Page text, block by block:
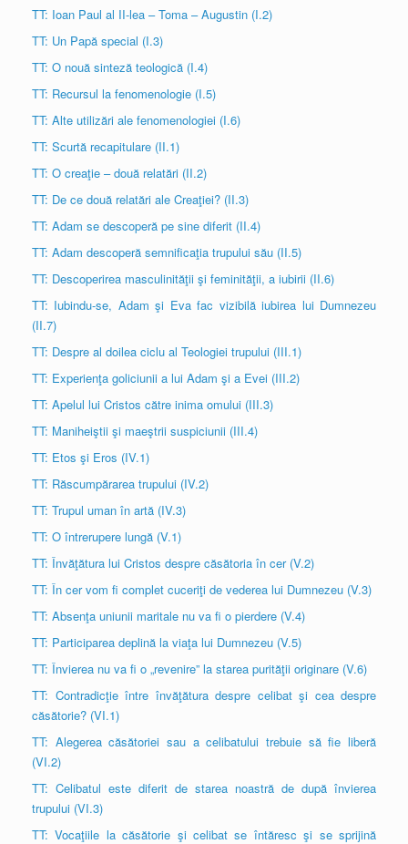
TT: Ioan Paul al II-lea – Toma – Augustin (I.2)
TT: Un Papă special (I.3)
TT: O nouă sinteză teologică (I.4)
TT: Recursul la fenomenologie (I.5)
TT: Alte utilizări ale fenomenologiei (I.6)
TT: Scurtă recapitulare (II.1)
TT: O creaţie – două relatări (II.2)
TT: De ce două relatări ale Creaţiei? (II.3)
TT: Adam se descoperă pe sine diferit (II.4)
TT: Adam descoperă semnificaţia trupului său (II.5)
TT: Descoperirea masculinităţii şi feminităţii, a iubirii (II.6)
TT: Iubindu-se, Adam şi Eva fac vizibilă iubirea lui Dumnezeu
(II.7)
TT: Despre al doilea ciclu al Teologiei trupului (III.1)
TT: Experienţa goliciunii a lui Adam şi a Evei (III.2)
TT: Apelul lui Cristos către inima omului (III.3)
TT: Maniheiştii şi maeştrii suspiciunii (III.4)
TT: Etos şi Eros (IV.1)
TT: Răscumpărarea trupului (IV.2)
TT: Trupul uman în artă (IV.3)
TT: O întrerupere lungă (V.1)
TT: Învăţătura lui Cristos despre căsătoria în cer (V.2)
TT: În cer vom fi complet cuceriţi de vederea lui Dumnezeu (V.3)
TT: Absenţa uniunii maritale nu va fi o pierdere (V.4)
TT: Participarea deplină la viaţa lui Dumnezeu (V.5)
TT: Învierea nu va fi o „revenire” la starea purităţii originare (V.6)
TT: Contradicţie între învăţătura despre celibat şi cea despre
căsătorie? (VI.1)
TT: Alegerea căsătoriei sau a celibatului trebuie să fie liberă
(VI.2)
TT: Celibatul este diferit de starea noastră de după învierea
trupului (VI.3)
TT: Vocaţiile la căsătorie şi celibat se întăresc şi se sprijină